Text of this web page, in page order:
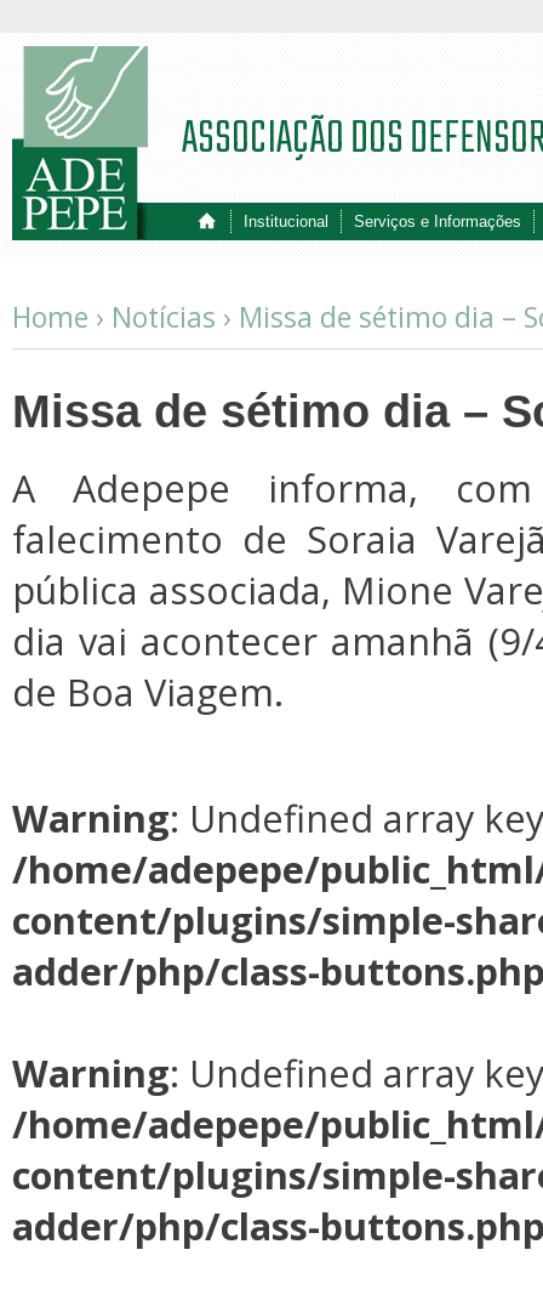
Institucional Serviços e Informações
ASSOCIAÇÃO DOS
Home › Notícias › Missa de sétimo dia –
Missa de sétimo dia –
A Adepepe informa,
falecimento de Soraia
pública associada, Mione
dia vai acontecer amanhã
de Boa Viagem.
Warning: Undefined array
/home/adepepe/
content/plugins/simple-
adder/php/class-
Warning: Undefined array
/home/adepepe/
content/plugins/simple-
adder/php/class-